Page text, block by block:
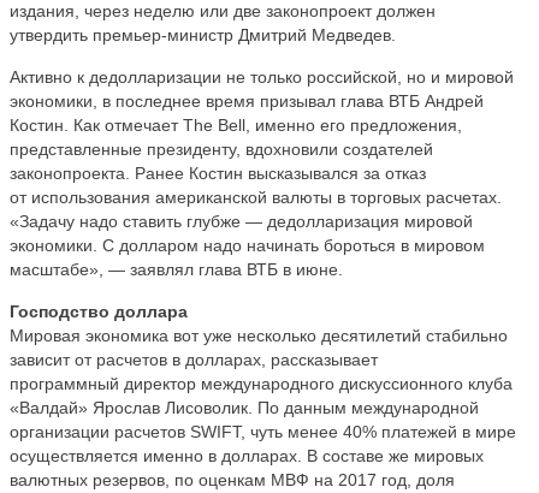
издания, через неделю или две законопроект должен
утвердить премьер-министр Дмитрий Медведев.
Активно к дедолларизации не только российской, но и мировой
экономики, в последнее время призывал глава ВТБ Андрей
Костин. Как отмечает The Bell, именно его предложения,
представленные президенту, вдохновили создателей
законопроекта. Ранее Костин высказывался за отказ
от использования американской валюты в торговых расчетах.
«Задачу надо ставить глубже — дедолларизация мировой
экономики. С долларом надо начинать бороться в мировом
масштабе», — заявлял глава ВТБ в июне.
Господство доллара
Мировая экономика вот уже несколько десятилетий стабильно
зависит от расчетов в долларах, рассказывает
программный директор международного дискуссионного клуба
«Валдай» Ярослав Лисоволик. По данным международной
организации расчетов SWIFT, чуть менее 40% платежей в мире
осуществляется именно в долларах. В составе же мировых
валютных резервов, по оценкам МВФ на 2017 год, доля